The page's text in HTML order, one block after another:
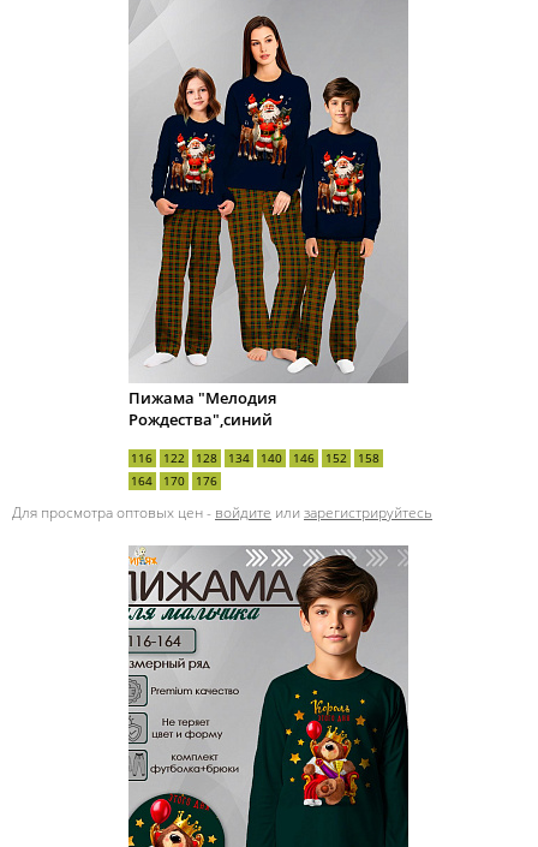
Пижама "Мелодия
Рождества",синий
116 122 128 134 140 146 152
158
164
170 176
Для просмотра оптовых цен - войдите или зарегистрируйтесь